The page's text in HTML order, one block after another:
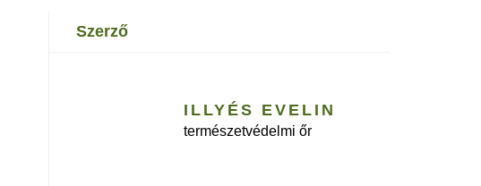
szerző
ILLYÉS EVELIN
természetvédelmi őr